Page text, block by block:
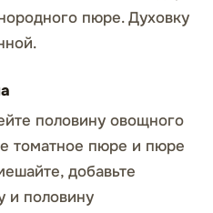
пюре. Духовку
половину овощного
томатное пюре и пюре
добавьте
и половину